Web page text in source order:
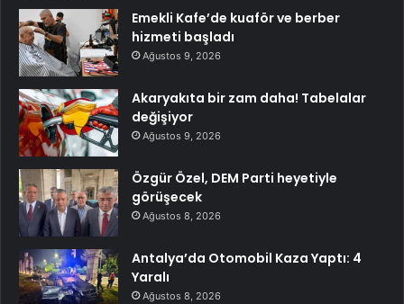
Emekli Kafe’de kuaför ve berber
hizmeti başladı
Ağustos 9, 2026
Akaryakıta bir zam daha! Tabelalar
değişiyor
Ağustos 9, 2026
Özgür Özel, DEM Parti heyetiyle
görüşecek
Ağustos 8, 2026
Antalya’da Otomobil Kaza Yaptı: 4
Yaralı
Ağustos 8, 2026